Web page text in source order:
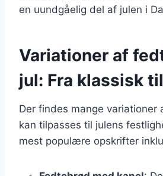
en uundgåelig del af julen i
Variationer af
jul: Fra klassisk
Der findes mange
kan tilpasses til julens
mest populære opskrifter